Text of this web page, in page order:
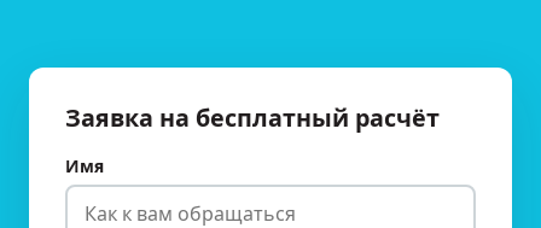
Заявка на бесплатный расчёт
Имя